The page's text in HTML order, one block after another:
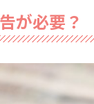
が必要？